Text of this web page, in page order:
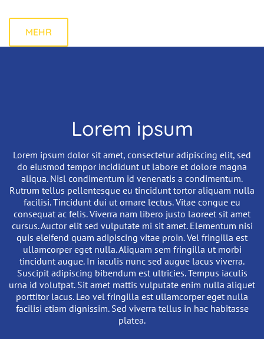
MEHR
Einleitung
Lorem ipsum
Lorem ipsum dolor sit amet, consectetur adipiscing elit, sed
do eiusmod tempor incididunt ut labore et dolore magna
aliqua. Nisl condimentum id venenatis a condimentum.
Rutrum tellus pellentesque eu tincidunt tortor aliquam nulla
facilisi. Tincidunt dui ut ornare lectus. Vitae congue eu
consequat ac felis. Viverra nam libero justo laoreet sit amet
cursus. Auctor elit sed vulputate mi sit amet. Elementum nisi
quis eleifend quam adipiscing vitae proin. Vel fringilla est
ullamcorper eget nulla. Aliquam sem fringilla ut morbi
tincidunt augue. In iaculis nunc sed augue lacus viverra.
Suscipit adipiscing bibendum est ultricies. Tempus iaculis
urna id volutpat. Sit amet mattis vulputate enim nulla aliquet
porttitor lacus. Leo vel fringilla est ullamcorper eget nulla
facilisi etiam dignissim. Sed viverra tellus in hac habitasse
platea.